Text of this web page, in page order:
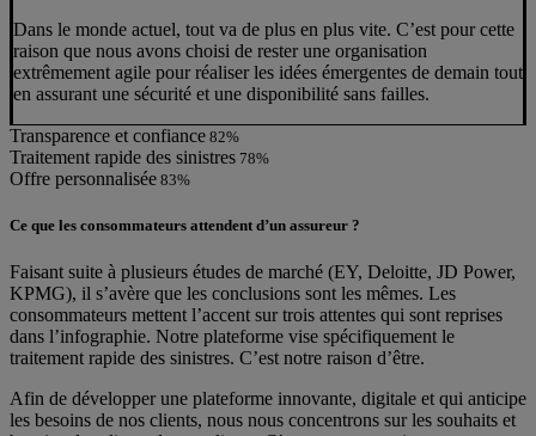
Dans le monde actuel, tout va de plus en plus vite. C’est pour cette
raison que nous avons choisi de rester une organisation
extrêmement agile pour réaliser les idées émergentes de demain tout
en assurant une sécurité et une disponibilité sans failles.
Transparence et confiance 82%
Traitement rapide des sinistres 78%
Offre personnalisée 83%
Ce que les consommateurs attendent d’un assureur ?
Faisant suite à plusieurs études de marché (EY, Deloitte, JD Power,
KPMG), il s’avère que les conclusions sont les mêmes. Les
consommateurs mettent l’accent sur trois attentes qui sont reprises
dans l’infographie. Notre plateforme vise spécifiquement le
traitement rapide des sinistres. C’est notre raison d’être.
Afin de développer une plateforme innovante, digitale et qui anticipe
les besoins de nos clients, nous nous concentrons sur les souhaits et